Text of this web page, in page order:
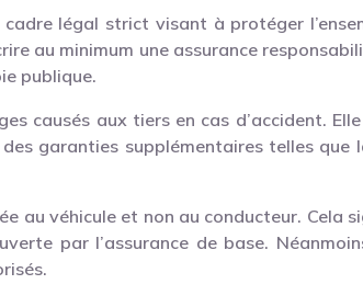
cadre légal strict visant à protéger
au minimum une assurance
publique.
causés aux tiers en cas d’accident.
garanties supplémentaires telles
au véhicule et non au conducteur. Cela
par l’assurance de base.